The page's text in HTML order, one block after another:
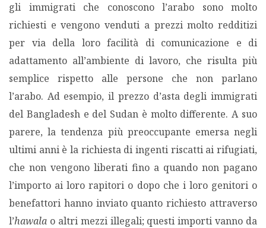
gli immigrati che conoscono l’arabo sono molto
richiesti e vengono venduti a prezzi molto redditizi
per via della loro facilità di comunicazione e di
adattamento all’ambiente di lavoro, che risulta più
semplice rispetto alle persone che non parlano
l’arabo. Ad esempio, il prezzo d’asta degli immigrati
del Bangladesh e del Sudan è molto differente. A suo
parere, la tendenza più preoccupante emersa negli
ultimi anni è la richiesta di ingenti riscatti ai rifugiati,
che non vengono liberati fino a quando non pagano
l’importo ai loro rapitori o dopo che i loro genitori o
benefattori hanno inviato quanto richiesto attraverso
l’hawala o altri mezzi illegali; questi importi vanno da